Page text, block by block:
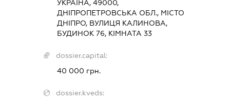
УКРАЇНА, 49000,
ДНІПРОПЕТРОВСЬКА ОБЛ., МІСТО
ДНІПРО, ВУЛИЦЯ КАЛИНОВА,
БУДИНОК 76, КІМНАТА 33
dossier.capital:
40 000 грн.
dossier.kveds: